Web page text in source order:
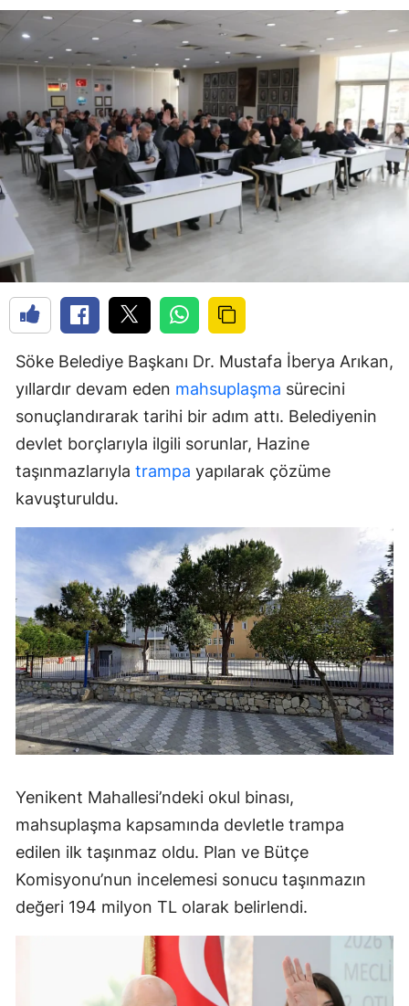
Söke Belediye Başkanı Dr. Mustafa İberya Arıkan,
yıllardır devam eden mahsuplaşma sürecini
sonuçlandırarak tarihi bir adım attı. Belediyenin
devlet borçlarıyla ilgili sorunlar, Hazine
taşınmazlarıyla trampa yapılarak çözüme
kavuşturuldu.
Yenikent Mahallesi’ndeki okul binası,
mahsuplaşma kapsamında devletle trampa
edilen ilk taşınmaz oldu. Plan ve Bütçe
Komisyonu’nun incelemesi sonucu taşınmazın
değeri 194 milyon TL olarak belirlendi.